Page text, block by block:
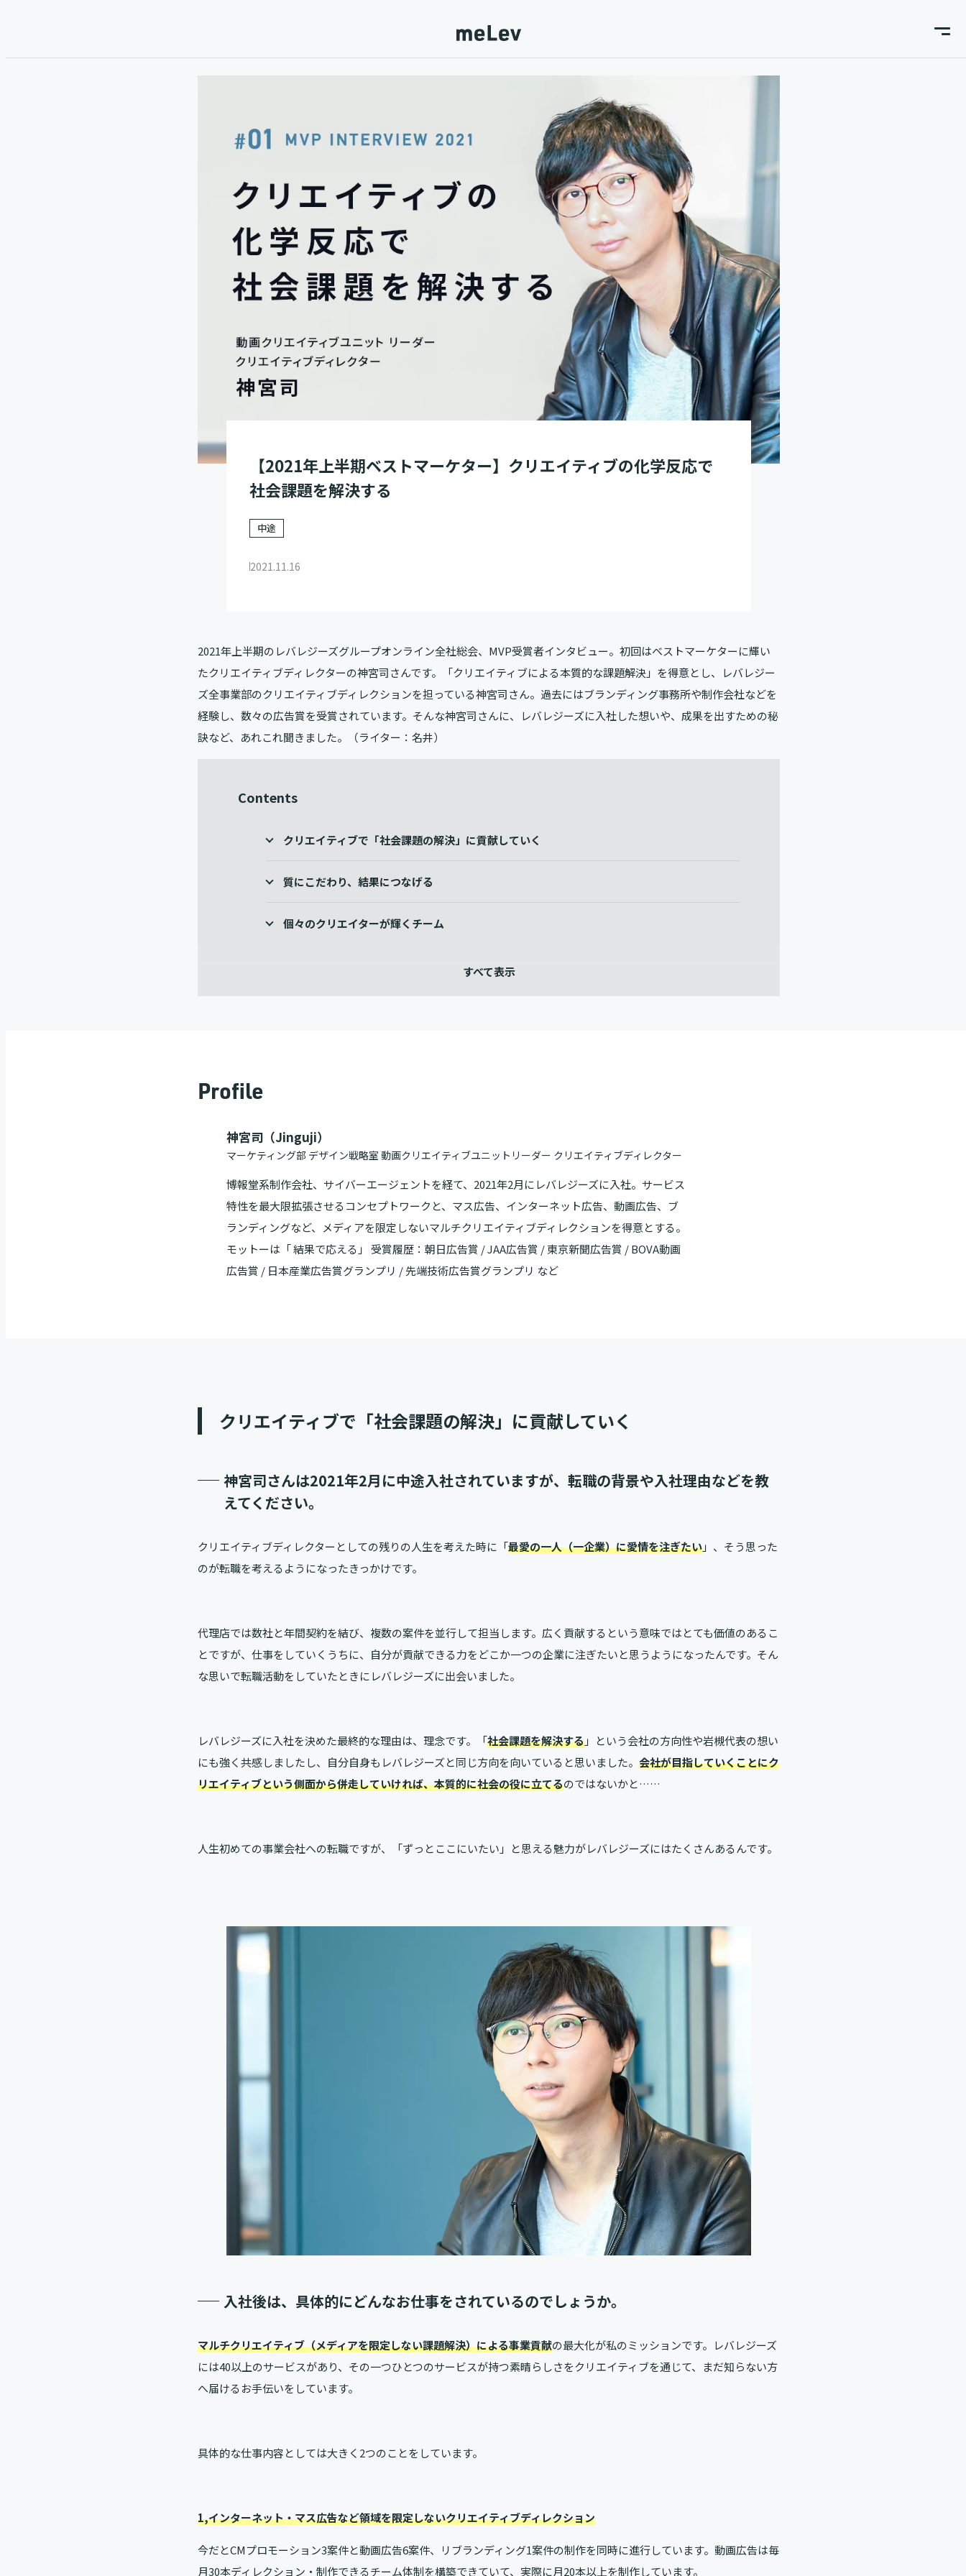
【2021年上半期ベストマーケター】クリエイティブの化学反応で
社会課題を解決する
中途
2021.11.16
2021年上半期のレバレジーズグループオンライン全社総会、MVP受賞者インタビュー。初回はベストマーケターに輝い
たクリエイティブディレクターの神宮司さんです。「クリエイティブによる本質的な課題解決」を得意とし、レバレジー
ズ全事業部のクリエイティブディレクションを担っている神宮司さん。過去にはブランディング事務所や制作会社などを
経験し、数々の広告賞を受賞されています。そんな神宮司さんに、レバレジーズに入社した想いや、成果を出すための秘
訣など、あれこれ聞きました。（ライター：名井）
Contents
クリエイティブで「社会課題の解決」に貢献していく
質にこだわり、結果につなげる
個々のクリエイターが輝くチーム
Profile
神宮司（Jinguji）
マーケティング部 デザイン戦略室 動画クリエイティブユニットリーダー クリエイティブディレクター
博報堂系制作会社、サイバーエージェントを経て、2021年2月にレバレジーズに入社。サービス
特性を最大限拡張させるコンセプトワークと、マス広告、インターネット広告、動画広告、ブ
ランディングなど、メディアを限定しないマルチクリエイティブディレクションを得意とする。
モットーは「 結果で応える」 受賞履歴：朝日広告賞 / JAA広告賞 / 東京新聞広告賞 / BOVA動画
広告賞 / 日本産業広告賞グランプリ / 先端技術広告賞グランプリ など
クリエイティブで「社会課題の解決」に貢献していく
神宮司さんは2021年2月に中途入社されていますが、転職の背景や入社理由などを教
えてください。
クリエイティブディレクターとしての残りの人生を考えた時に「最愛の一人（一企業）に愛情を注ぎたい」、そう思った
のが転職を考えるようになったきっかけです。
代理店では数社と年間契約を結び、複数の案件を並行して担当します。広く貢献するという意味ではとても価値のあるこ
とですが、仕事をしていくうちに、自分が貢献できる力をどこか一つの企業に注ぎたいと思うようになったんです。そん
な思いで転職活動をしていたときにレバレジーズに出会いました。
レバレジーズに入社を決めた最終的な理由は、理念です。「社会課題を解決する」という会社の方向性や岩槻代表の想い
にも強く共感しましたし、自分自身もレバレジーズと同じ方向を向いていると思いました。 会社が目指していくことにク
リエイティブという側面から併走していければ、本質的に社会の役に立てるのではないかと……
人生初めての事業会社への転職ですが、「ずっとここにいたい」と思える魅力がレバレジーズにはたくさんあるんです。
入社後は、具体的にどんなお仕事をされているのでしょうか。
マルチクリエイティブ（メディアを限定しない課題解決）による事業貢献の最大化が私のミッションです。レバレジーズ
には40以上のサービスがあり、その一つひとつのサービスが持つ素晴らしさをクリエイティブを通じて、まだ知らない方
へ届けるお手伝いをしています。
具体的な仕事内容としては大きく2つのことをしています。
1,インターネット・マス広告など領域を限定しないクリエイティブディレクション
今だとCMプロモーション3案件と動画広告6案件、リブランディング1案件の制作を同時に進行しています。動画広告は毎
月30本ディレクション・制作できるチーム体制を構築できていて、実際に月20本以上を制作しています。